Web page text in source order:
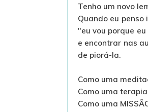
Tenho um novo
Quando eu
"eu vou porque
e encontrar nas
de piorá-la.
Como uma
Como uma
Como uma